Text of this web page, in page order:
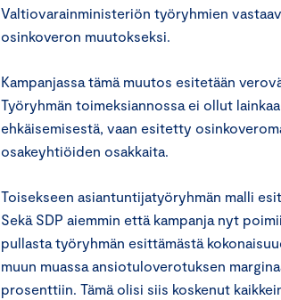
Valtiovarainministeriön työryhmien
osinkoveron muutokseksi.
Kampanjassa tämä muutos esitetään
Työryhmän toimeksiannossa ei ollut
ehkäisemisestä, vaan esitetty
osakeyhtiöiden osakkaita.
Toisekseen asiantuntijatyöryhmän malli
Sekä SDP aiemmin että kampanja nyt
pullasta työryhmän esittämästä
muun muassa ansiotuloverotuksen
prosenttiin. Tämä olisi siis koskenut